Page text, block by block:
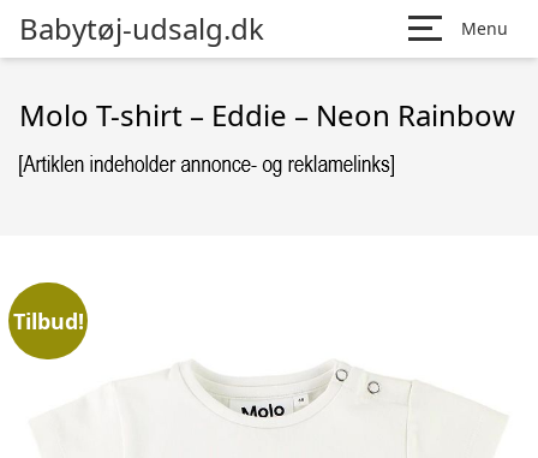
Babytøj-udsalg.dk Menu
Molo T-shirt – Eddie – Neon Rainbow
Tilbud!